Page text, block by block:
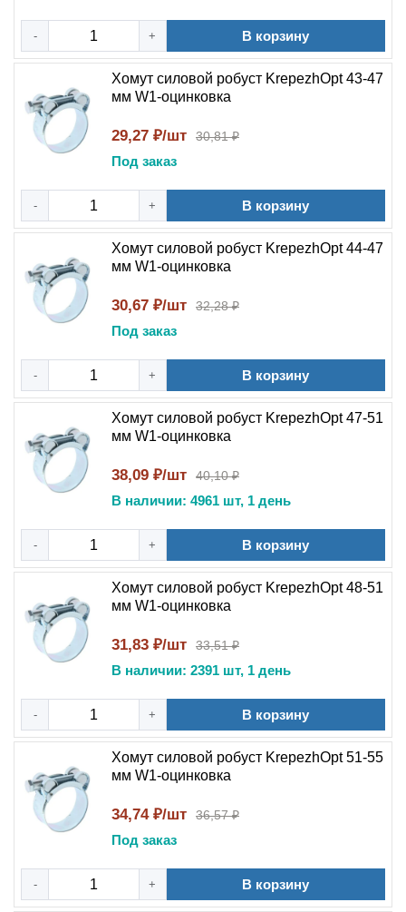
- + В корзину
Хомут силовой робуст KrepezhOpt 43-47
мм W1-оцинковка
29,27 ₽/шт 30,81 ₽
Под заказ
- + В корзину
Хомут силовой робуст KrepezhOpt 44-47
мм W1-оцинковка
30,67 ₽/шт 32,28 ₽
Под заказ
- + В корзину
Хомут силовой робуст KrepezhOpt 47-51
мм W1-оцинковка
38,09 ₽/шт 40,10 ₽
В наличии: 4961 шт, 1 день
- + В корзину
Хомут силовой робуст KrepezhOpt 48-51
мм W1-оцинковка
31,83 ₽/шт 33,51 ₽
В наличии: 2391 шт, 1 день
- + В корзину
Хомут силовой робуст KrepezhOpt 51-55
мм W1-оцинковка
34,74 ₽/шт 36,57 ₽
Под заказ
- + В корзину